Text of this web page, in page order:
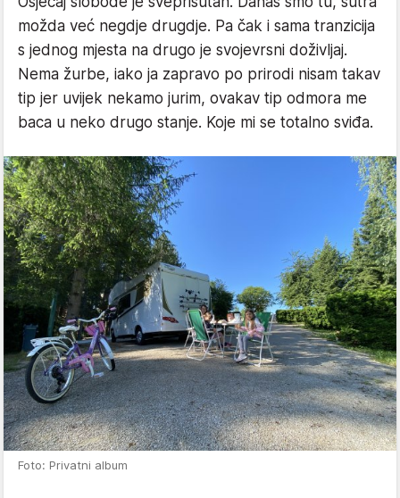
možda već negdje drugdje. Pa čak i sama tranzicija
s jednog mjesta na drugo je svojevrsni doživljaj.
Nema žurbe, iako ja zapravo po prirodi nisam takav
tip jer uvijek nekamo jurim, ovakav tip odmora me
baca u neko drugo stanje. Koje mi se totalno sviđa.
Foto: Privatni album